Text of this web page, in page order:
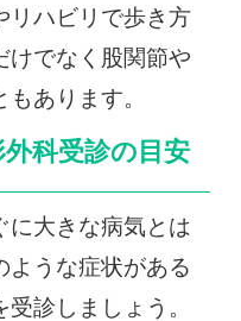
リハビリで歩き方
けでなく股関節や
あります。
科受診の目安
に大きな病気とは
ような症状がある
診しましょう。